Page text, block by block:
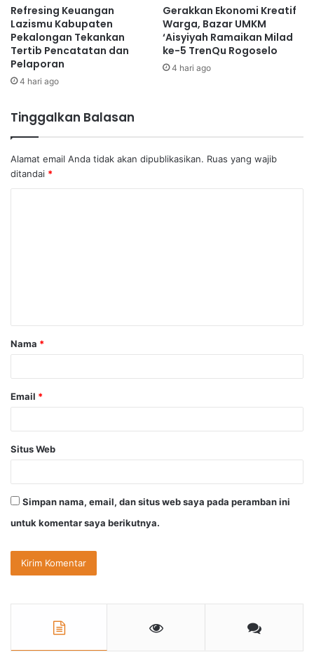
Refresing Keuangan
Lazismu Kabupaten
Pekalongan Tekankan
Tertib Pencatatan dan
Pelaporan
4 hari ago
Gerakkan Ekonomi Kreatif
Warga, Bazar UMKM
‘Aisyiyah Ramaikan Milad
ke-5 TrenQu Rogoselo
4 hari ago
Tinggalkan Balasan
Alamat email Anda tidak akan dipublikasikan. Ruas yang wajib
ditandai *
a
r
Nama *
Email *
Situs Web
Simpan nama, email, dan situs web saya pada peramban ini
untuk komentar saya berikutnya.